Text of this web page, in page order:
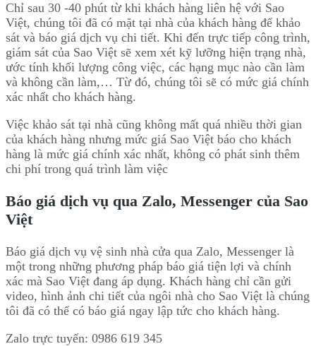
Chỉ sau 30 -40 phút từ khi khách hàng liên hệ với Sao
Việt, chúng tôi đã có mặt tại nhà của khách hàng để khảo
sát và báo giá dịch vụ chi tiết. Khi đến trực tiếp công trình,
giám sát của Sao Việt sẽ xem xét kỹ lưỡng hiện trạng nhà,
ước tính khối lượng công việc, các hạng mục nào cần làm
và không cần làm,… Từ đó, chúng tôi sẽ có mức giá chính
xác nhất cho khách hàng.
Việc khảo sát tại nhà cũng không mất quá nhiều thời gian
của khách hàng nhưng mức giá Sao Việt báo cho khách
hàng là mức giá chính xác nhất, không có phát sinh thêm
chi phí trong quá trình làm việc
Báo giá dịch vụ qua Zalo, Messenger của Sao
Việt
Báo giá dịch vụ vệ sinh nhà cửa qua Zalo, Messenger là
một trong những phương pháp báo giá tiện lợi và chính
xác mà Sao Việt đang áp dụng. Khách hàng chỉ cần gửi
video, hình ảnh chi tiết của ngôi nhà cho Sao Việt là chúng
tôi đã có thể có báo giá ngay lập tức cho khách hàng.
Zalo trực tuyến: 0986 619 345